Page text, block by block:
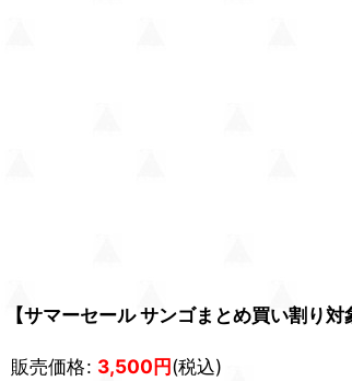
【サマーセール サンゴまとめ買い割り
販売価格: 3,500円(税込)